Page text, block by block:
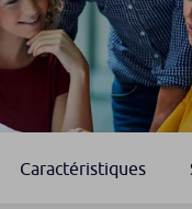
Caractéristiques